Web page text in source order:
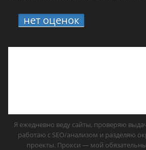
нет оценок
Я ежедневно веду сайты, проверяю
работаю с SEO/анализом и разделяю
проекты. Прокси — мой